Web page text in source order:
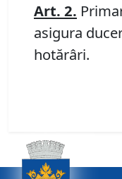
Art. 2.
asigura
hotărâri.